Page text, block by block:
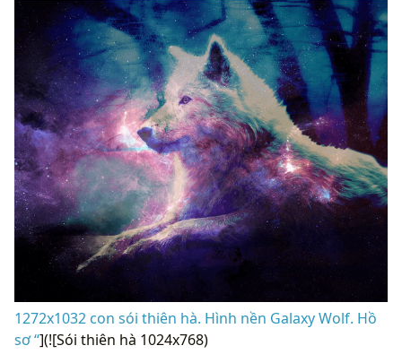
1272x1032 con sói thiên hà. Hình nền Galaxy Wolf. Hồ
sơ “](![Sói thiên hà 1024x768)